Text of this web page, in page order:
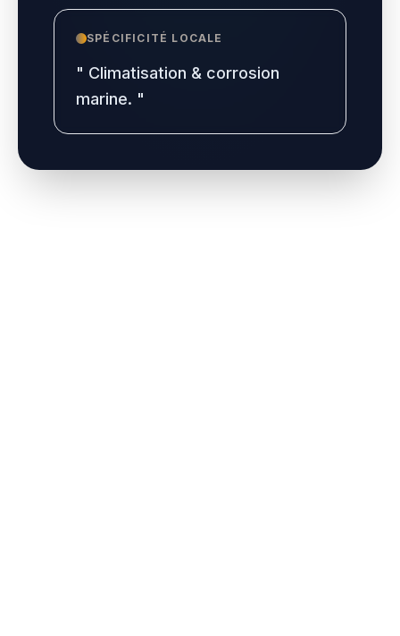
SPÉCIFICITÉ LOCALE
" Climatisation & corrosion
marine. "